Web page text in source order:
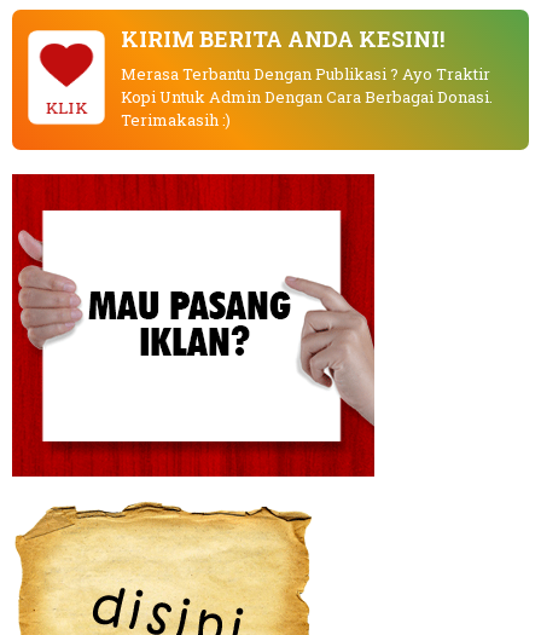
KLIK
KIRIM BERITA ANDA KESINI!
Merasa Terbantu Dengan Publikasi ? Ayo Traktir
Kopi Untuk Admin Dengan Cara Berbagai Donasi.
Terimakasih :)